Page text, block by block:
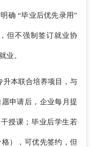
确 “毕业后优先录用”
但不强制签订就业协
业。
升本联合培养项目，与
申请后，企业每月提
授课；毕业后学生若
），可优先签约，但